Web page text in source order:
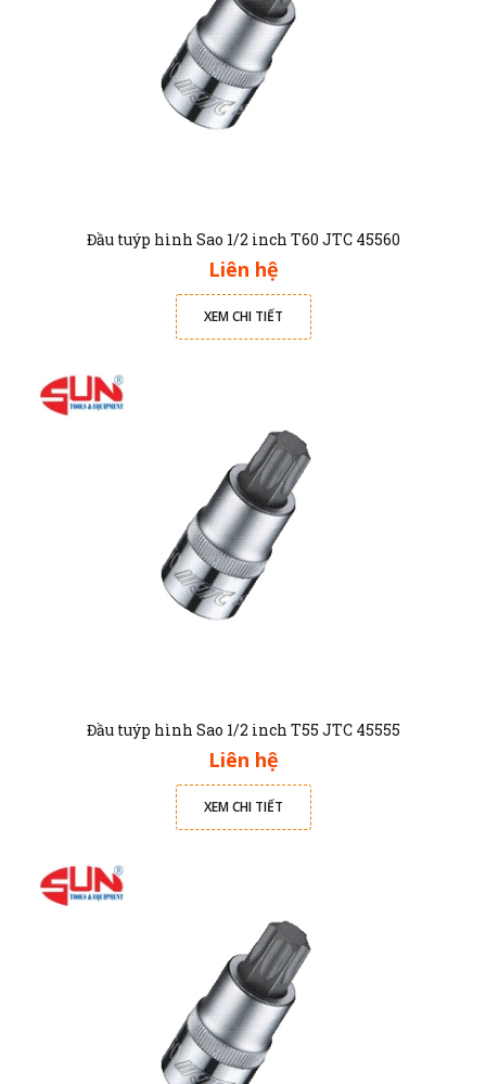
Đầu tuýp hình Sao 1/2 inch T60 JTC 45560
Liên hệ
XEM CHI TIẾT
Đầu tuýp hình Sao 1/2 inch T55 JTC 45555
Liên hệ
XEM CHI TIẾT